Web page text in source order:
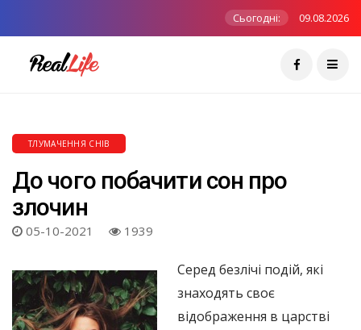
Сьогодні: 09.08.2026
ТЛУМАЧЕННЯ СНІВ
До чого побачити сон про
злочин
05-10-2021 1939
Серед безлічі подій, які
знаходять своє
відображення в царстві